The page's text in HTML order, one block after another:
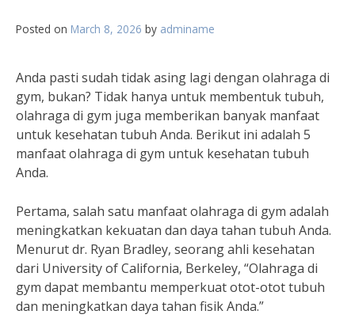
Posted on March 8, 2026 by adminame
Anda pasti sudah tidak asing lagi dengan olahraga di
gym, bukan? Tidak hanya untuk membentuk tubuh,
olahraga di gym juga memberikan banyak manfaat
untuk kesehatan tubuh Anda. Berikut ini adalah 5
manfaat olahraga di gym untuk kesehatan tubuh
Anda.
Pertama, salah satu manfaat olahraga di gym adalah
meningkatkan kekuatan dan daya tahan tubuh Anda.
Menurut dr. Ryan Bradley, seorang ahli kesehatan
dari University of California, Berkeley, “Olahraga di
gym dapat membantu memperkuat otot-otot tubuh
dan meningkatkan daya tahan fisik Anda.”